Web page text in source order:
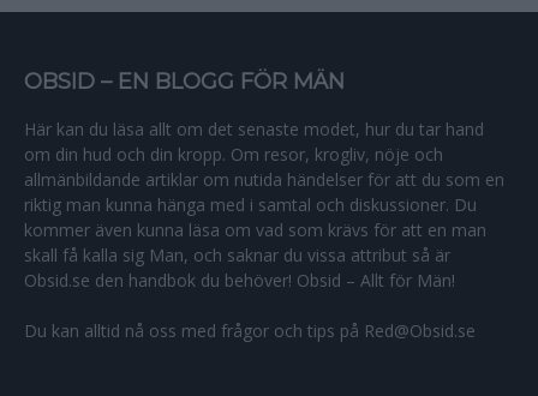
OBSID – EN BLOGG FÖR MÄN
Här kan du läsa allt om det senaste modet, hur du tar hand
om din hud och din kropp. Om resor, krogliv, nöje och
allmänbildande artiklar om nutida händelser för att du som en
riktig man kunna hänga med i samtal och diskussioner. Du
kommer även kunna läsa om vad som krävs för att en man
skall få kalla sig Man, och saknar du vissa attribut så är
Obsid.se den handbok du behöver! Obsid – Allt för Män!
Du kan alltid nå oss med frågor och tips på Red@Obsid.se